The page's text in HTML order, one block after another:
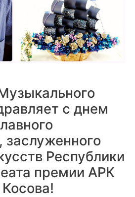
с днем
Республики
премии АРК